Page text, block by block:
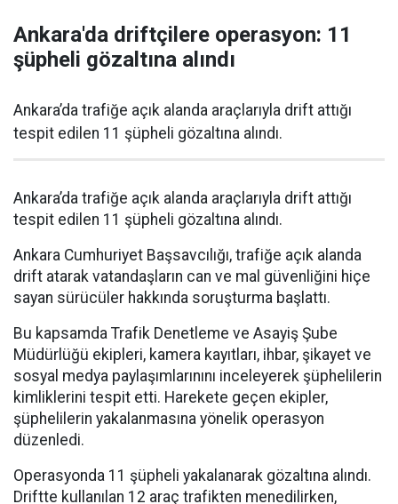
Ankara'da driftçilere operasyon: 11
şüpheli gözaltına alındı
Ankara’da trafiğe açık alanda araçlarıyla drift attığı
tespit edilen 11 şüpheli gözaltına alındı.
Ankara’da trafiğe açık alanda araçlarıyla drift attığı
tespit edilen 11 şüpheli gözaltına alındı.
Ankara Cumhuriyet Başsavcılığı, trafiğe açık alanda
drift atarak vatandaşların can ve mal güvenliğini hiçe
sayan sürücüler hakkında soruşturma başlattı.
Bu kapsamda Trafik Denetleme ve Asayiş Şube
Müdürlüğü ekipleri, kamera kayıtları, ihbar, şikayet ve
sosyal medya paylaşımlarınını inceleyerek şüphelilerin
kimliklerini tespit etti. Harekete geçen ekipler,
şüphelilerin yakalanmasına yönelik operasyon
düzenledi.
Operasyonda 11 şüpheli yakalanarak gözaltına alındı.
Driftte kullanılan 12 araç trafikten menedilirken,